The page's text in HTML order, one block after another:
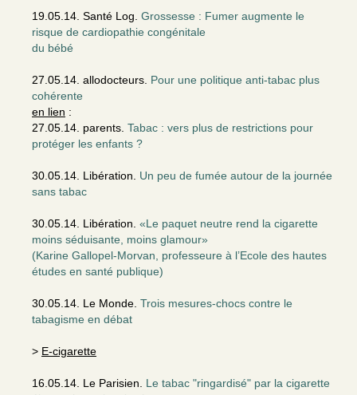
19.05.14. Santé Log. Grossesse : Fumer augmente le
risque de cardiopathie congénitale
du bébé
27.05.14. allodocteurs. Pour une politique anti-tabac plus
cohérente
en lien :
27.05.14. parents. Tabac : vers plus de restrictions pour
protéger les enfants ?
30.05.14. Libération. Un peu de fumée autour de la journée
sans tabac
30.05.14. Libération. «Le paquet neutre rend la cigarette
moins séduisante, moins glamour»
(Karine Gallopel-Morvan, professeure à l’Ecole des hautes
études en santé publique)
30.05.14. Le Monde. Trois mesures-chocs contre le
tabagisme en débat
> E-cigarette
16.05.14. Le Parisien. Le tabac "ringardisé" par la cigarette